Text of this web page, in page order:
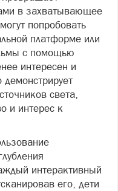
в захватывающее
попробовать
платформе или
с помощью
интересен и
света,
и интерес к
интерактивный
его, дети